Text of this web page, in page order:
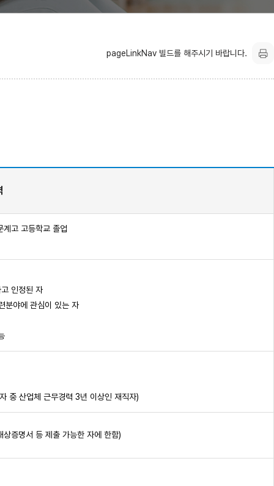
pageLinkNav 빌드를 해주시기 바랍니다.
계고 고등학교 졸업
인정된 자
분야에 관심이 있는 자
중 산업체 근무경력 3년 이상인 재직자)
증명서 등 제출 가능한 자에 한함)